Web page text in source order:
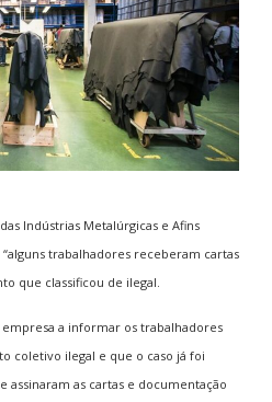
Indústrias Metalúrgicas e Afins
“alguns trabalhadores receberam cartas
que classificou de ilegal.
empresa a informar os trabalhadores
coletivo ilegal e que o caso já foi
assinaram as cartas e documentação